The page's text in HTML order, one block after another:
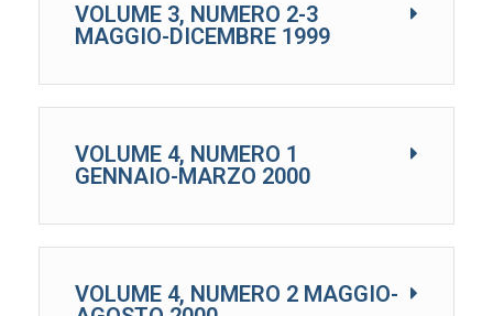
VOLUME 3, NUMERO 2-3
MAGGIO-DICEMBRE 1999
VOLUME 4, NUMERO 1
GENNAIO-MARZO 2000
VOLUME 4, NUMERO 2 MAGGIO-